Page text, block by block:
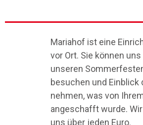
Mariahof ist eine
vor Ort. Sie können uns
unseren
besuchen und Einblick
nehmen, was von
angeschafft wurde.
uns über jeden Euro.